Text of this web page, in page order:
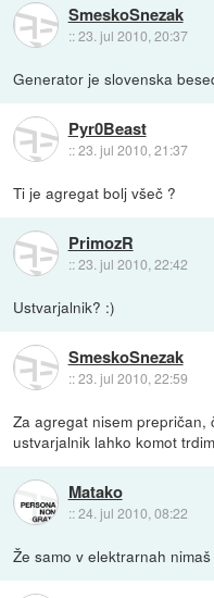
SmeskoSnezak
::23. jul 2010, 20:37
Generator je slovenska
Pyr0Beast
::23. jul 2010, 21:37
Ti je agregat bolj všeč ?
PrimozR
::23. jul 2010, 22:42
Ustvarjalnik? :)
SmeskoSnezak
::23. jul 2010, 22:59
Za agregat nisem
ustvarjalnik lahko komot
Matako
::24. jul 2010, 08:22
Že samo v elektrarnah